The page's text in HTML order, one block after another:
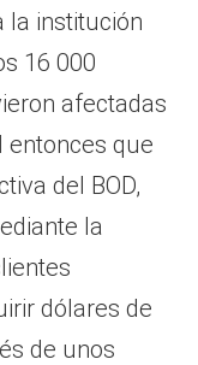
la institución
16 000
afectadas
entonces que
del BOD,
la
dólares de
de unos